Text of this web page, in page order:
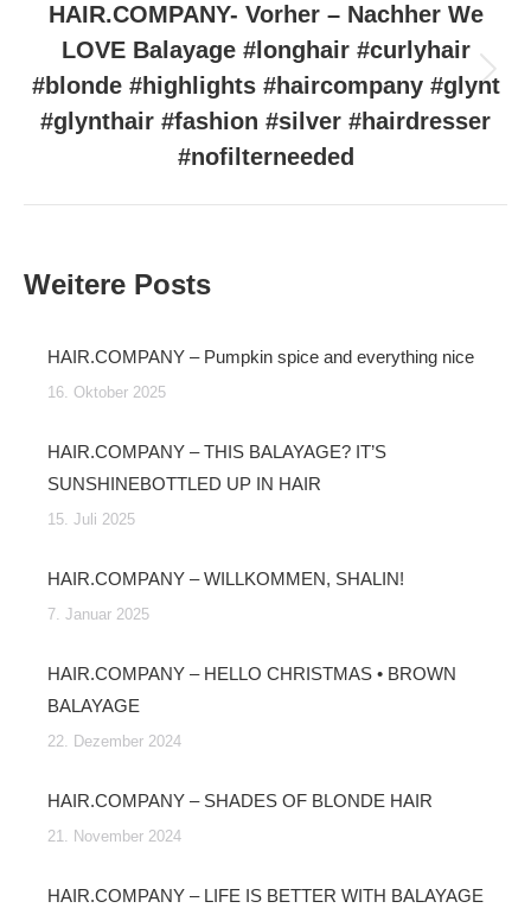
Nächster
Beitrag:
HAIR.COMPANY- Vorher – Nachher We
LOVE Balayage #longhair #curlyhair
#blonde #highlights #haircompany #glynt
#glynthair #fashion #silver #hairdresser
#nofilterneeded
Weitere Posts
HAIR.COMPANY – Pumpkin spice and everything nice
16. Oktober 2025
HAIR.COMPANY – THIS BALAYAGE? IT’S
SUNSHINEBOTTLED UP IN HAIR
15. Juli 2025
HAIR.COMPANY – WILLKOMMEN, SHALIN!
7. Januar 2025
HAIR.COMPANY – HELLO CHRISTMAS • BROWN
BALAYAGE
22. Dezember 2024
HAIR.COMPANY – SHADES OF BLONDE HAIR
21. November 2024
HAIR.COMPANY – LIFE IS BETTER WITH BALAYAGE